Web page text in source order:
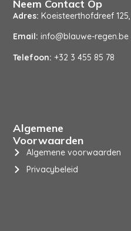
Algemene
Voorwaarden
Algemene voorwaarden
Privacybeleid
Neem Contact Op
Adres: Koeisteerthofdreef
Email:info@blauwe-regen.be
Telefoon:+32 3 455 85 78